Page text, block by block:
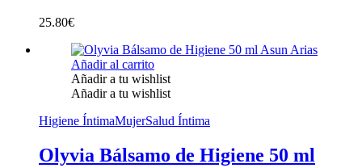
25.80€
Añadir al carrito
Añadir a tu wishlist
Añadir a tu wishlist
Higiene ÍntimaMujerSalud Íntima
Olyvia Bálsamo de Higiene 50 ml